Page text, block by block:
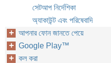
সেটআপ নির্দেশিকা
অ্যাকাউন্ট এবং পরিষেবাদি
আপনার ফোন জানতে পেয়ে
Google Play™‎
কল করা